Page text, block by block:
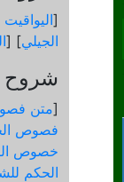
[
الجيلي] [
شروح
[متن
فصوص
خصوص
الحكم